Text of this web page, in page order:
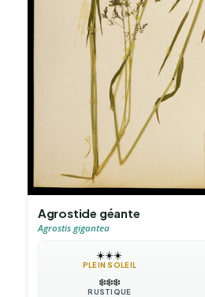
Agrostide géante
Agrostis gigantea
☀️☀️☀️
PLEIN SOLEIL
❄️❄️❄️
RUSTIQUE